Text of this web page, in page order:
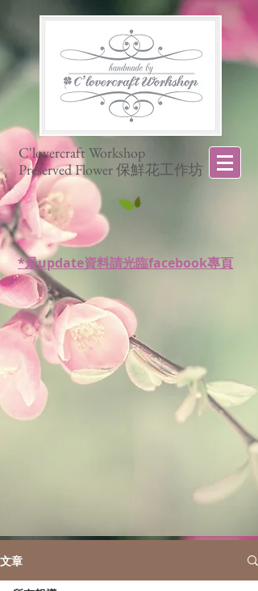
C'lovercraft Workshop
Preserved Flower 保鮮花工作坊
*最update資料請光臨facebook專頁
文章